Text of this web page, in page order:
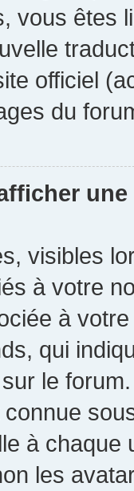
vous êtes
officiel
du
visibles
à votre
à
qui
le
à chaque
les